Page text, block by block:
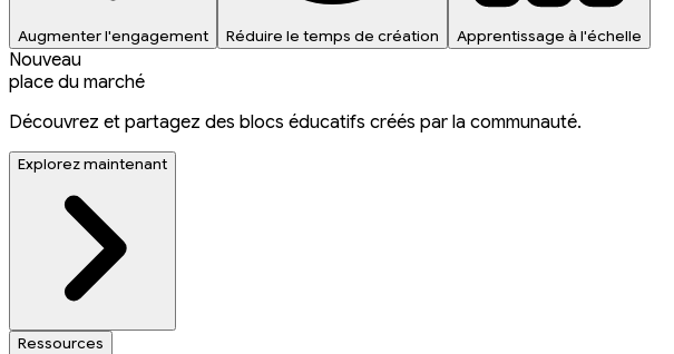
Augmenter l'engagement Réduire le temps de création Apprentissage à l'échelle
Nouveau
place du marché
Découvrez et partagez des blocs éducatifs créés par la communauté.
Explorez maintenant
Ressources